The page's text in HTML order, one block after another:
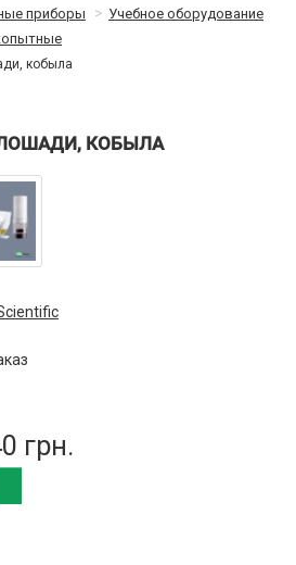
приборы
Учебное оборудование
кобыла
КОБЫЛА
грн.